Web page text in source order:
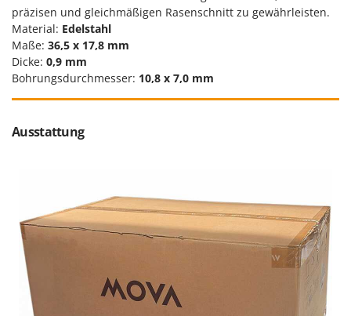
präzisen und gleichmäßigen Rasenschnitt zu gewährleisten.
Material: Edelstahl
Maße: 36,5 x 17,8 mm
Dicke: 0,9 mm
Bohrungsdurchmesser: 10,8 x 7,0 mm
Ausstattung